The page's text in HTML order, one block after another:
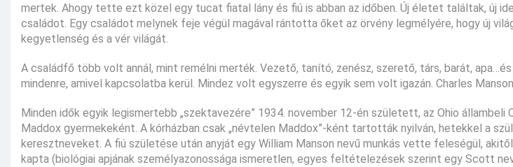
mertek. Ahogy tette ezt közel egy tucat fiatal lány és fiú is abban az időben. Új életet találtak, új
családot. Egy családot melynek feje végül magával rántotta őket az örvény legmélyére, hogy új
kegyetlenség és a vér világát.
A családfő több volt annál, mint remélni merték. Vezető, tanító, zenész, szerető, társ, barát,
mindenre, amivel kapcsolatba kerül. Mindez volt egyszerre és egyik sem volt igazán. Charles
Minden idők egyik legismertebb „szektavezére” 1934. november 12-én született, az Ohio állambeli
Maddox gyermekeként. A kórházban csak „névtelen Maddox”-ként tartották nyilván, hetekkel a
keresztneveket. A fiú születése után anyját egy William Manson nevű munkás vette feleségül,
kapta (biológiai apjának személyazonossága ismeretlen, egyes feltételezések szerint egy Scott